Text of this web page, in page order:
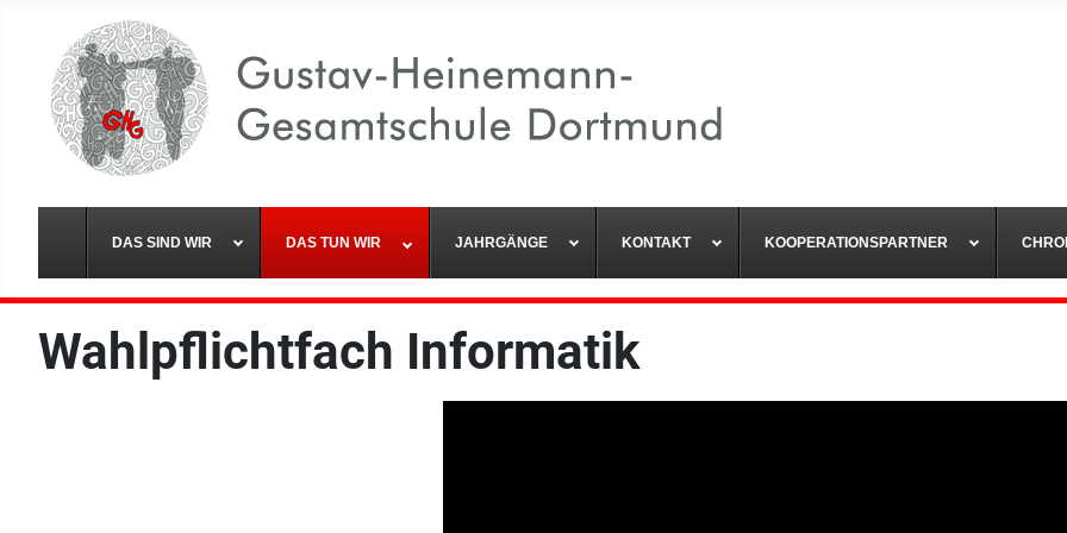
DAS SIND WIR DAS TUN WIR JAHRGÄNGE KONTAKT KOOPERATIONSPARTNER
Wahlpflichtfach Informatik